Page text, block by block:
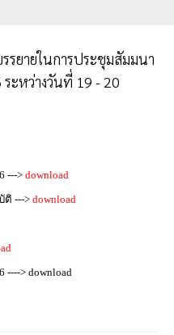
รยายในการประชุมสัมมนา
ะหว่างวันที่ 19 - 20
---> download
ติ ---> download
----> download